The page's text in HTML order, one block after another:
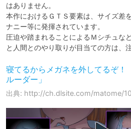
はありません。
本作におけるＧＴＳ要素は、サイズ差
ナニー等に発揮されています。
圧迫や踏まれることによるＭシチュな
と人間とのやり取りが目当ての方は、
寝てるからメガネを外してるぞ
ルーダー」
出典: http://ch.dlsite.com/matome/